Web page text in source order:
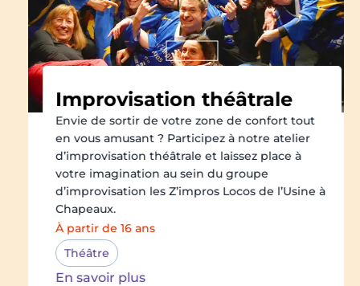
Improvisation théâtrale
Envie de sortir de votre zone de confort tout
en vous amusant ? Participez à notre atelier
d’improvisation théâtrale et laissez place à
votre imagination au sein du groupe
d’improvisation les Z’impros Locos de l’Usine à
Chapeaux.
À partir de 16 ans
Théâtre
En savoir plus